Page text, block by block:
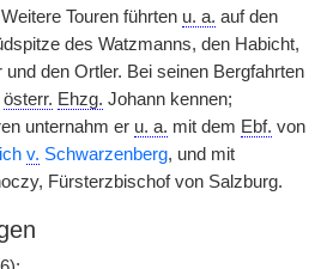
Touren führten u. a. auf den
des Watzmanns, den Habicht,
den Ortler. Bei seinen Bergfahrten
österr. Ehzg. Johann kennen;
unternahm er u. a. mit dem Ebf. von
v. Schwarzenberg, und mit
Fürsterzbischof von Salzburg.